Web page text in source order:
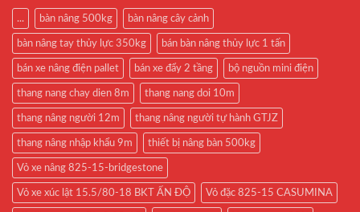
... bàn nâng 500kg bàn nâng cây cảnh
bàn nâng tay thủy lực 350kg bán bàn nâng thủy lực 1 tấn
bán xe nâng điện pallet bán xe đẩy 2 tầng bộ nguồn mini điện
thang nang chay dien 8m thang nang doi 10m
thang nâng người 12m thang nâng người tự hành GTJZ
thang nâng nhập khẩu 9m thiết bị nâng bàn 500kg
Vỏ xe nâng 825-15-bridgestone
Vỏ xe xúc lật 15.5/80-18 BKT ẤN ĐỘ Vỏ đặc 825-15 CASUMINA